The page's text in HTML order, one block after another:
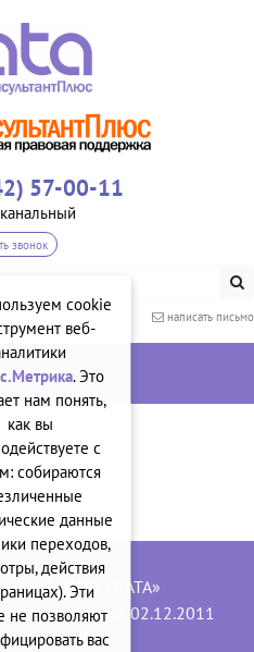
57-00-11
звонок
написать письмо
сайт ООО «ДАТА»
№ 1840 от 02.12.2011
cookie
веб-
. Это
нам понять,
как вы
с
собираются
данные
переходов,
действия
Эти
не позволяют
вас